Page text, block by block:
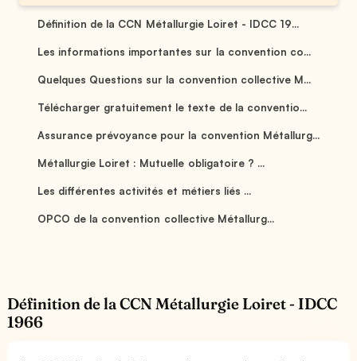
Définition de la CCN Métallurgie Loiret - IDCC 19...
Les informations importantes sur la convention co...
Quelques Questions sur la convention collective M...
Télécharger gratuitement le texte de la conventio...
Assurance prévoyance pour la convention Métallurg...
Métallurgie Loiret : Mutuelle obligatoire ? ...
Les différentes activités et métiers liés ...
OPCO de la convention collective Métallurg...
Définition de la CCN Métallurgie Loiret - IDCC
1966